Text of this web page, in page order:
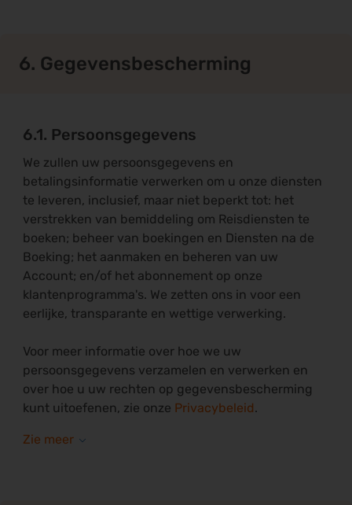
6. Gegevensbescherming
6.1. Persoonsgegevens
We zullen uw persoonsgegevens en
betalingsinformatie verwerken om u onze diensten
te leveren, inclusief, maar niet beperkt tot: het
verstrekken van bemiddeling om Reisdiensten te
boeken; beheer van boekingen en Diensten na de
Boeking; het aanmaken en beheren van uw
Account; en/of het abonnement op onze
klantenprogramma's. We zetten ons in voor een
eerlijke, transparante en wettige verwerking.
Voor meer informatie over hoe we uw
persoonsgegevens verzamelen en verwerken en
over hoe u uw rechten op gegevensbescherming
kunt uitoefenen, zie onze Privacybeleid.